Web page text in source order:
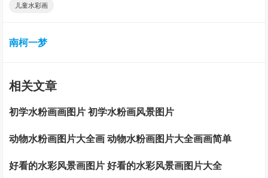
儿童水彩画
南柯一梦
相关文章
初学水粉画画图片 初学水粉画风景图片
动物水粉画图片大全画 动物水粉画图片大全画画简单
好看的水彩风景画图片 好看的水彩风景画图片大全